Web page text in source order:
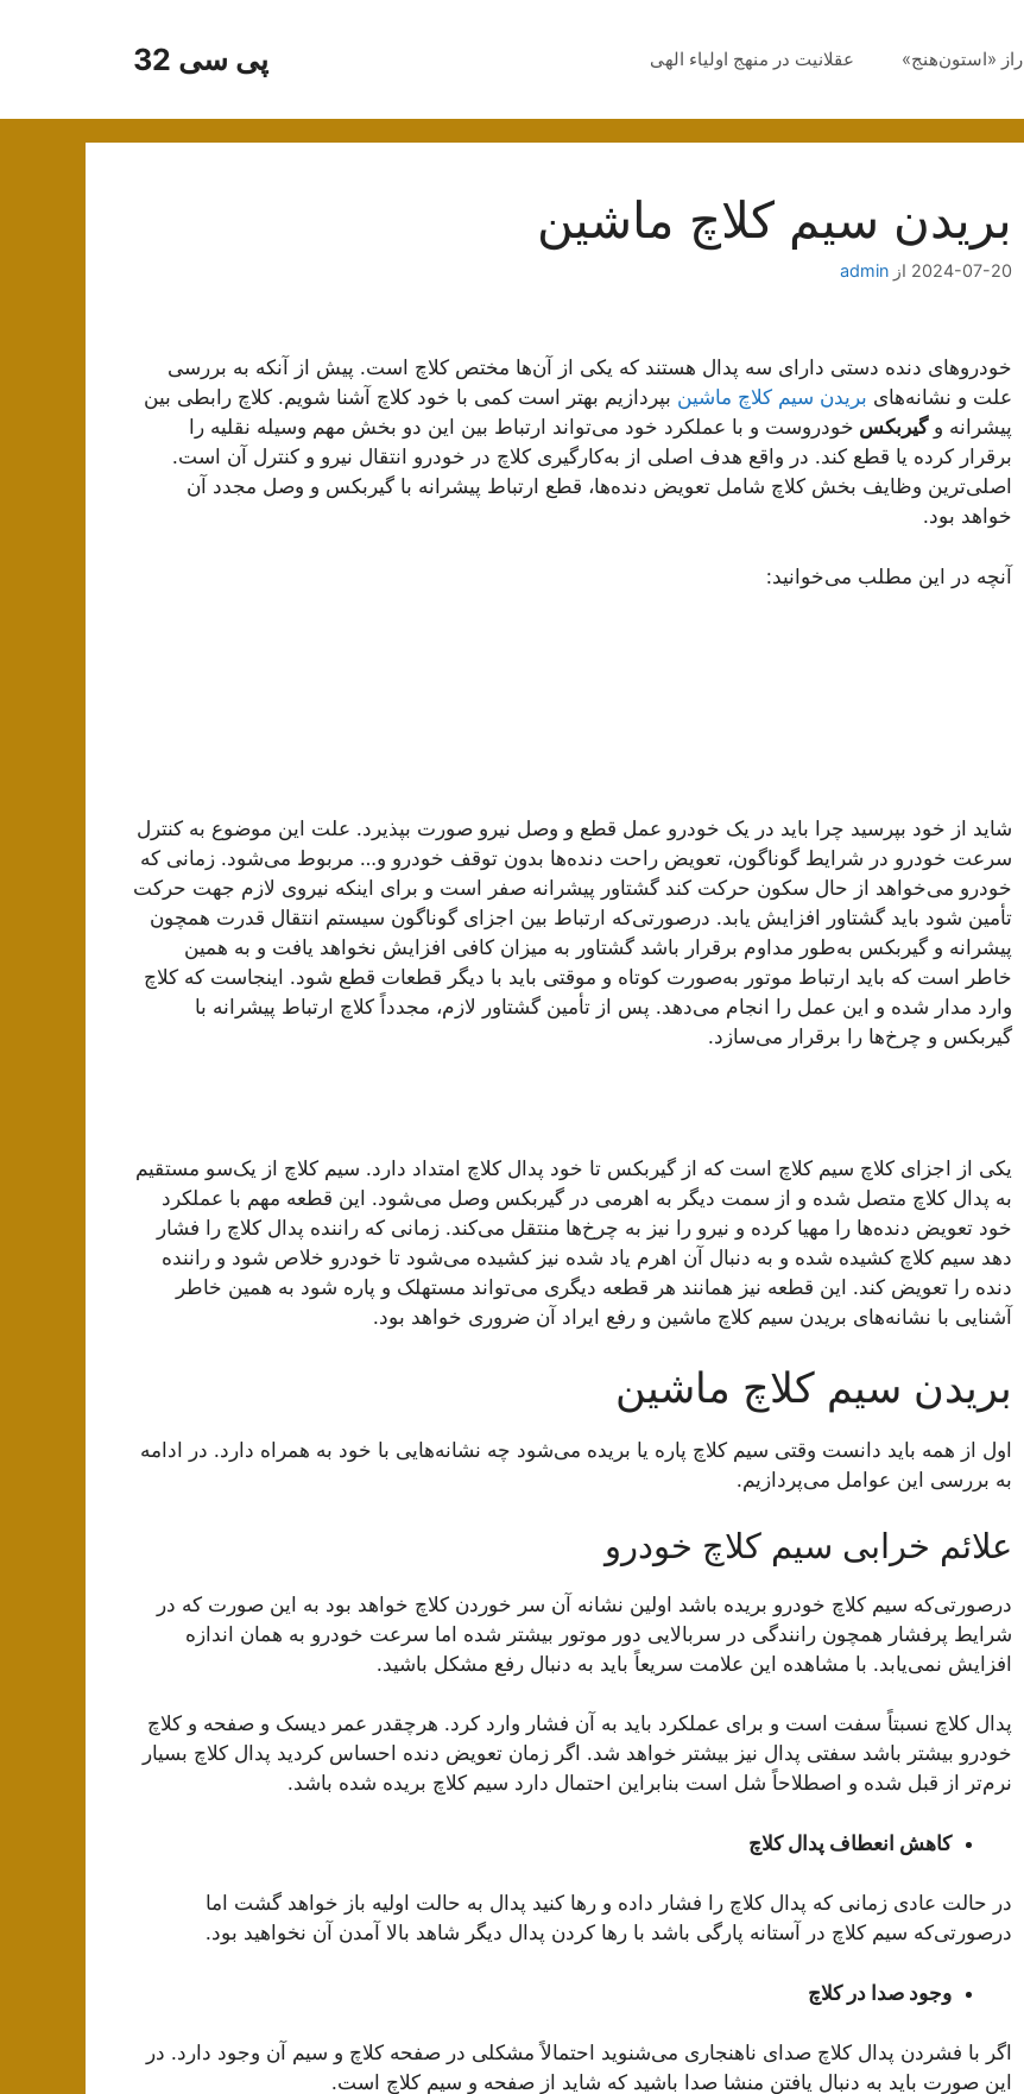
پی سی 32 راز «استون‌هنج» عقلانیت در منهج اولیاء الهی
بریدن سیم کلاچ ماشین
2024-07-20 از admin
خودروهای دنده دستی دارای سه پدال هستند که یکی از آن‌ها مختص کلاچ است. پیش از آنکه به بررسی
علت و نشانه‌های بریدن سیم کلاچ ماشین بپردازیم بهتر است کمی با خود کلاچ آشنا شویم. کلاچ رابطی بین
پیشرانه وگیربکس خودروست و با عملکرد خود می‌تواند ارتباط بین این دو بخش مهم وسیله نقلیه را
برقرار کرده یا قطع کند. در واقع هدف اصلی از به‌کارگیری کلاچ در خودرو انتقال نیرو و کنترل آن است.
اصلی‌ترین وظایف بخش کلاچ شامل تعویض دنده‌ها، قطع ارتباط پیشرانه با گیربکس و وصل مجدد آن
خواهد بود.
آنچه در این مطلب می‌خوانید:
شاید از خود بپرسید چرا باید در یک خودرو عمل قطع و وصل نیرو صورت بپذیرد. علت این موضوع به کنترل
سرعت خودرو در شرایط گوناگون، تعویض راحت دنده‌ها بدون توقف خودرو و… مربوط می‌شود. زمانی که
خودرو می‌خواهد از حال سکون حرکت کند گشتاور پیشرانه صفر است و برای اینکه نیروی لازم جهت حرکت
تأمین شود باید گشتاور افزایش یابد. درصورتی‌که ارتباط بین اجزای گوناگون سیستم انتقال قدرت همچون
پیشرانه و گیربکس به‌طور مداوم برقرار باشد گشتاور به میزان کافی افزایش نخواهد یافت و به همین
خاطر است که باید ارتباط موتور به‌صورت کوتاه و موقتی باید با دیگر قطعات قطع شود. اینجاست که کلاچ
وارد مدار شده و این عمل را انجام می‌دهد. پس از تأمین گشتاور لازم، مجدداً کلاچ ارتباط پیشرانه با
گیربکس و چرخ‌ها را برقرار می‌سازد.
یکی از اجزای کلاچ سیم کلاچ است که از گیربکس تا خود پدال کلاچ امتداد دارد. سیم کلاچ از یک‌سو مستقیم
به پدال کلاچ متصل شده و از سمت دیگر به اهرمی در گیربکس وصل می‌شود. این قطعه مهم با عملکرد
خود تعویض دنده‌ها را مهیا کرده و نیرو را نیز به چرخ‌ها منتقل می‌کند. زمانی که راننده پدال کلاچ را فشار
دهد سیم کلاچ کشیده شده و به دنبال آن اهرم یاد شده نیز کشیده می‌شود تا خودرو خلاص شود و راننده
دنده را تعویض کند. این قطعه نیز همانند هر قطعه دیگری می‌تواند مستهلک و پاره شود به همین خاطر
آشنایی با نشانه‌های بریدن سیم کلاچ ماشین و رفع ایراد آن ضروری خواهد بود.
بریدن سیم کلاچ ماشین
اول از همه باید دانست وقتی سیم کلاچ پاره یا بریده می‌شود چه نشانه‌هایی با خود به همراه دارد. در ادامه
به بررسی این عوامل می‌پردازیم.
علائم خرابی سیم کلاچ خودرو
درصورتی‌که سیم کلاچ خودرو بریده باشد اولین نشانه آن سر خوردن کلاچ خواهد بود به این صورت که در
شرایط پرفشار همچون رانندگی در سربالایی دور موتور بیشتر شده اما سرعت خودرو به همان اندازه
افزایش نمی‌یابد. با مشاهده این علامت سریعاً باید به دنبال رفع مشکل باشید.
پدال کلاچ نسبتاً سفت است و برای عملکرد باید به آن فشار وارد کرد. هرچقدر عمر دیسک و صفحه و کلاچ
خودرو بیشتر باشد سفتی پدال نیز بیشتر خواهد شد. اگر زمان تعویض دنده احساس کردید پدال کلاچ بسیار
نرم‌تر از قبل شده و اصطلاحاً شل است بنابراین احتمال دارد سیم کلاچ بریده شده باشد.
کاهش انعطاف پدال کلاچ
در حالت عادی زمانی که پدال کلاچ را فشار داده و رها کنید پدال به حالت اولیه باز خواهد گشت اما
درصورتی‌که سیم کلاچ در آستانه پارگی باشد با رها کردن پدال دیگر شاهد بالا آمدن آن نخواهید بود.
وجود صدا در کلاچ
اگر با فشردن پدال کلاچ صدای ناهنجاری می‌شنوید احتمالاً مشکلی در صفحه کلاچ و سیم آن وجود دارد. در
این صورت باید به دنبال یافتن منشا صدا باشید که شاید از صفحه و سیم کلاچ است.